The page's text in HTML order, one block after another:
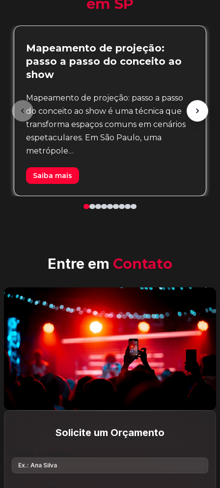
em SP
Mapeamento de projeção:
passo a passo do conceito ao
show
Mapeamento de projeção: passo a passo
do conceito ao show é uma técnica que
transforma espaços comuns em cenários
espetaculares. Em São Paulo, uma
metrópole…
Saiba mais
Entre em Contato
Solicite um Orçamento